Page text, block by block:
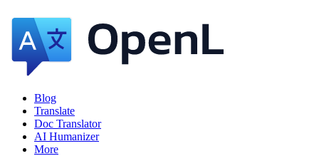
Blog
Translate
Doc Translator
AI Humanizer
More